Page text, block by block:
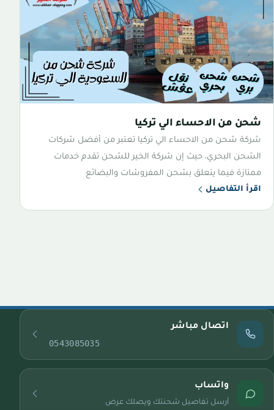
شحن من الاحساء الي تركيا
شركة شحن من الاحساء الي تركيا تعتبر من أفضل شركات
الشحن البحري، حيث إن شركة الخير للشحن تقدم خدمات
ممتازة فيما يتعلق بشحن المفروشات والبضائع
اقرأ التفاصيل
اتصال مباشر
0543085035
واتساب
أرسل تفاصيل شحنتك ويصلك عرض